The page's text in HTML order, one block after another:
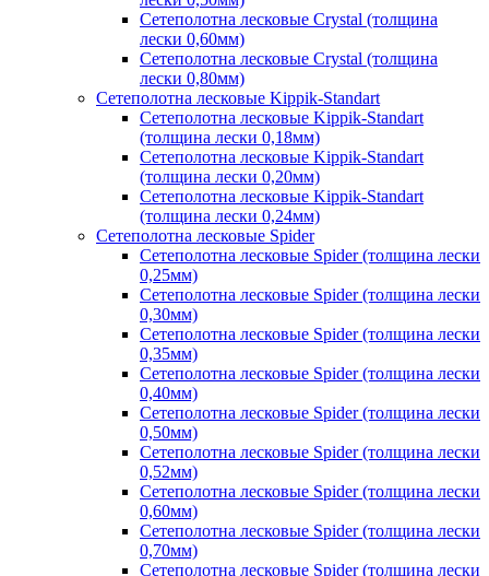
Сетеполотна лесковые Crystal (толщина
лески 0,60мм)
Сетеполотна лесковые Crystal (толщина
лески 0,80мм)
Сетеполотна лесковые Kippik-Standart
Сетеполотна лесковые Kippik-Standart
(толщина лески 0,18мм)
Сетеполотна лесковые Kippik-Standart
(толщина лески 0,20мм)
Сетеполотна лесковые Kippik-Standart
(толщина лески 0,24мм)
Сетеполотна лесковые Spider
Сетеполотна лесковые Spider (толщина лески
0,25мм)
Сетеполотна лесковые Spider (толщина лески
0,30мм)
Сетеполотна лесковые Spider (толщина лески
0,35мм)
Сетеполотна лесковые Spider (толщина лески
0,40мм)
Сетеполотна лесковые Spider (толщина лески
0,50мм)
Сетеполотна лесковые Spider (толщина лески
0,52мм)
Сетеполотна лесковые Spider (толщина лески
0,60мм)
Сетеполотна лесковые Spider (толщина лески
0,70мм)
Сетеполотна лесковые Spider (толщина лески